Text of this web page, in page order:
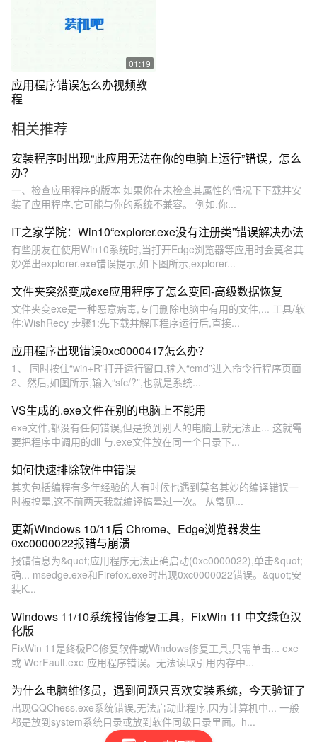
01:19
应用程序错误怎么办视频教
程
相关推荐
安装程序时出现“此应用无法在你的电脑上运行”错误，怎么
办？
一、检查应用程序的版本 如果你在未检查其属性的情况下下载并安
装了应用程序,它可能与你的系统不兼容。 例如,你...
IT之家学院：Win10“explorer.exe没有注册类”错误解决办法
有些朋友在使用Win10系统时,当打开Edge浏览器等应用时会莫名其
妙弹出explorer.exe错误提示,如下图所示,explorer...
文件夹突然变成exe应用程序了怎么变回-高级数据恢复
文件夹变exe是一种恶意病毒,专门删除电脑中有用的文件,... 工具/软
件:WishRecy 步骤1:先下载并解压程序运行后,直接...
应用程序出现错误0xc0000417怎么办？
1、 同时按住“win+R”打开运行窗口,输入“cmd”进入命令行程序页面
2、然后,如图所示,输入“sfc/?”,也就是系统...
VS生成的.exe文件在别的电脑上不能用
exe文件,都没有任何错误,但是换到别人的电脑上就无法正... 这就需
要把程序中调用的dll 与.exe文件放在同一个目录下...
如何快速排除软件中错误
其实包括编程有多年经验的人有时候也遇到莫名其妙的编译错误一
时被搞晕,这不前两天我就编译搞晕过一次。 从常见...
更新Windows 10/11后 Chrome、Edge浏览器发生
0xc0000022报错与崩溃
报错信息为&quot;应用程序无法正确启动(0xc0000022),单击&quot;
确... msedge.exe和Firefox.exe时出现0xc0000022错误。&quot;安
装K...
Windows 11/10系统报错修复工具，FixWin 11 中文绿色汉
化版
FixWin 11是终极PC修复软件或Windows修复工具,只需单击... exe
或 WerFault.exe 应用程序错误。无法读取引用内存中...
为什么电脑维修员，遇到问题只喜欢安装系统，今天验证了
出现QQChess.exe系统错误,无法启动此程序,因为计算机中... 一般
都是放到system系统目录或放到软件同级目录里面。h...